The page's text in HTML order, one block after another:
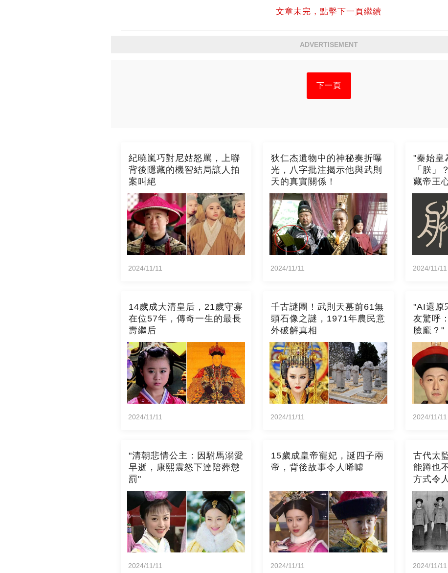
文章未完，點擊下一頁繼續
ADVERTISEMENT
下一頁
紀曉嵐巧對尼姑怒罵，上聯
背後隱藏的機智結局讓人拍
案叫絕
2024/11/11
狄仁杰遺物中的神秘奏折曝
光，八字批注揭示他與武則
天的真實關係！
2024/11/11
"秦始皇
「朕」
藏帝王
2024/11/11
14歲成大清皇后，21歲守寡
在位57年，傳奇一生的最長
壽繼后
2024/11/11
千古謎團！武則天墓前61無
頭石像之謎，1971年農民意
外破解真相
2024/11/11
"AI還原
友驚呼
臉龐？"
2024/11/11
"清朝悲情公主：因駙馬溺愛
早逝，康熙震怒下達陪葬懲
罰"
2024/11/11
15歲成皇帝寵妃，誕四子兩
帝，背後故事令人唏噓
2024/11/11
古代太
能蹲也
方式令
2024/11/11